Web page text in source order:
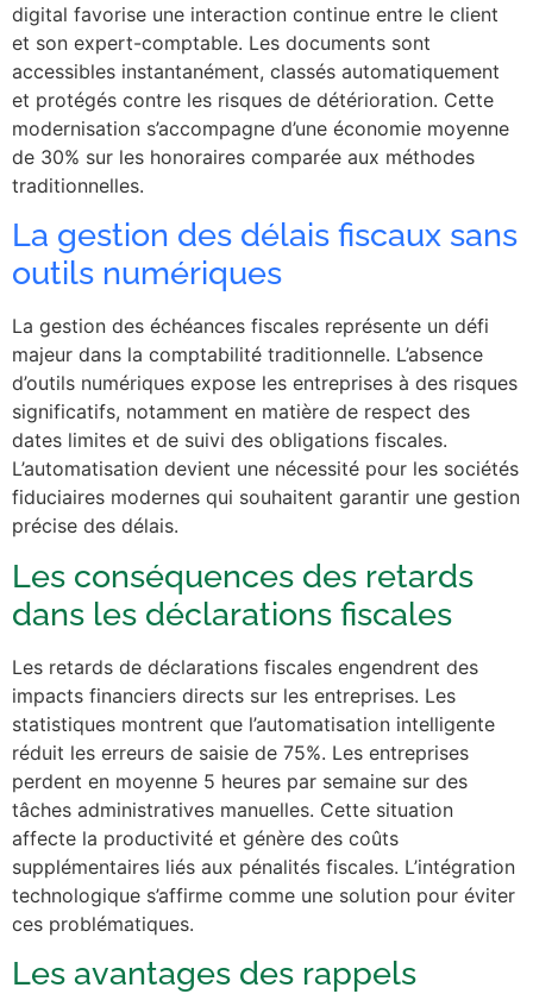
digital favorise une interaction continue entre le client
et son expert-comptable. Les documents sont
accessibles instantanément, classés automatiquement
et protégés contre les risques de détérioration. Cette
modernisation s’accompagne d’une économie moyenne
de 30% sur les honoraires comparée aux méthodes
traditionnelles.
La gestion des délais fiscaux sans
outils numériques
La gestion des échéances fiscales représente un défi
majeur dans la comptabilité traditionnelle. L’absence
d’outils numériques expose les entreprises à des risques
significatifs, notamment en matière de respect des
dates limites et de suivi des obligations fiscales.
L’automatisation devient une nécessité pour les sociétés
fiduciaires modernes qui souhaitent garantir une gestion
précise des délais.
Les conséquences des retards
dans les déclarations fiscales
Les retards de déclarations fiscales engendrent des
impacts financiers directs sur les entreprises. Les
statistiques montrent que l’automatisation intelligente
réduit les erreurs de saisie de 75%. Les entreprises
perdent en moyenne 5 heures par semaine sur des
tâches administratives manuelles. Cette situation
affecte la productivité et génère des coûts
supplémentaires liés aux pénalités fiscales. L’intégration
technologique s’affirme comme une solution pour éviter
ces problématiques.
Les avantages des rappels